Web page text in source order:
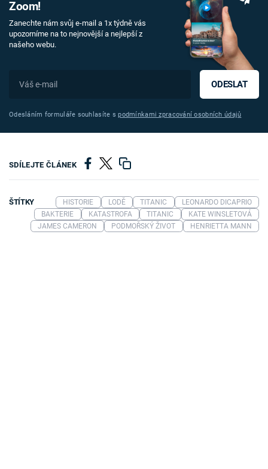
Zoom!
Zanechte nám svůj e-mail a 1x týdně vás
upozorníme na to nejnovější a nejlepší z
našeho webu.
ODESLAT
Odesláním formuláře souhlasíte spodmínkami zpracování osobních údajů
SDÍLEJTE ČLÁNEK
ŠTÍTKY HISTORIE LODĚ TITANIC
LEONARDO DICAPRIO
BAKTERIE
KATASTROFA TITANIC
KATE WINSLETOVÁ
JAMES CAMERON
PODMOŘSKÝ ŽIVOT HENRIETTA MANN